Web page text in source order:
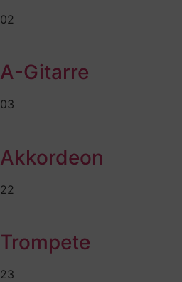
02
A-Gitarre
03
Akkordeon
22
Trompete
23